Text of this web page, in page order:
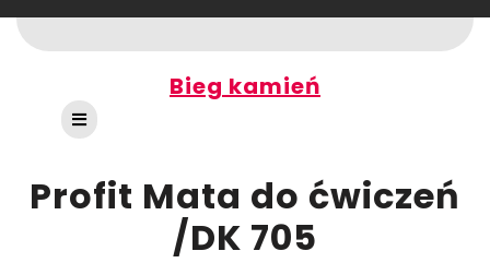
to
content
Bieg kamień
Open
Button
Profit Mata do ćwiczeń
/DK 705